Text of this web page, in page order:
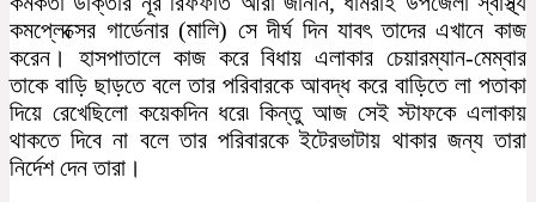
কমপ্লেক্সের গার্ডেনার (মালি) সে দীর্ঘ দিন যাবৎ তাদের এখানে কাজ
করেন। হাসপাতালে কাজ করে বিধায় এলাকার চেয়ারম্যান-মেম্বার
তাকে বাড়ি ছাড়তে বলে তার পরিবারকে আবদ্ধ করে বাড়িতে লা পতাকা
দিয়ে রেখেছিলো কয়েকদিন ধরে৷ কিন্তু আজ সেই স্টাফকে এলাকায়
থাকতে দিবে না বলে তার পরিবারকে ইটেরভাটায় থাকার জন্য তারা
নির্দেশ দেন তারা।